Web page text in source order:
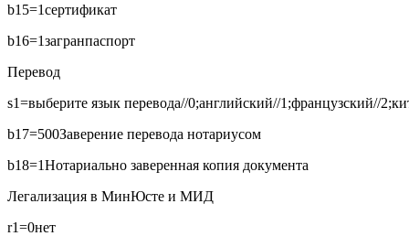
b15=1сертификат
b16=1загранпаспорт
Перевод
s1=выберите язык перевода//0;английский//1;французский//
b17=500Заверение перевода нотариусом
b18=1Нотариально заверенная копия документа
Легализация в МинЮсте и МИД
r1=0нет